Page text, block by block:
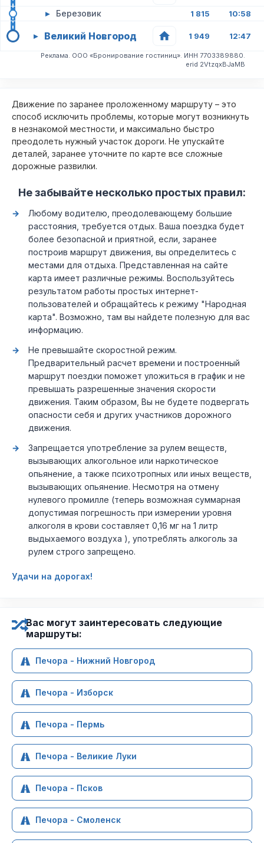
▸ Березовик 1 815 10:58
▸ Великий Новгород 1 949 12:47
Реклама. ООО «Бронирование гостиниц». ИНН 7703389880.
erid 2VtzqxBJaMB
Движение по заранее проложенному маршруту – это
способ исключить проблемы, которые могут возникнуть
в незнакомой местности, и максимально быстро
преодолеть нужный участок дороги. Не упускайте
деталей, заранее уточните по карте все сложные
дорожные развилки.
Не забывайте несколько простых правил:
Любому водителю, преодолевающему большие
расстояния, требуется отдых. Ваша поездка будет
более безопасной и приятной, если, заранее
построив маршрут движения, вы определитесь с
местами для отдыха. Представленная на сайте
карта имеет различные режимы. Воспользуйтесь
результатом работы простых интернет-
пользователей и обращайтесь к режиму "Народная
карта". Возможно, там вы найдете полезную для вас
информацию.
Не превышайте скоростной режим.
Предварительный расчет времени и построенный
маршрут поездки поможет уложиться в график и не
превышать разрешенные значения скорости
движения. Таким образом, Вы не будете подвергать
опасности себя и других участников дорожного
движения.
Запрещается употребление за рулем веществ,
вызывающих алкогольное или наркотическое
опьянение, а также психотропных или иных веществ,
вызывающих опьянение. Несмотря на отмену
нулевого промилле (теперь возможная суммарная
допустимая погрешность при измерении уровня
алкоголя в крови составляет 0,16 мг на 1 литр
выдыхаемого воздуха ), употреблять алкоголь за
рулем строго запрещено.
Удачи на дорогах!
Вас могут заинтересовать следующие
маршруты:
Печора - Нижний Новгород
Печора - Изборск
Печора - Пермь
Печора - Великие Луки
Печора - Псков
Печора - Смоленск